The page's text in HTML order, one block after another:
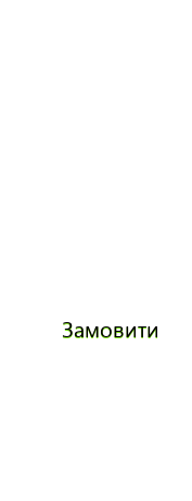
Замовити